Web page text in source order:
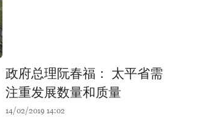
政府总理阮春福： 太平省需
注重发展数量和质量
14/02/2019 14:02